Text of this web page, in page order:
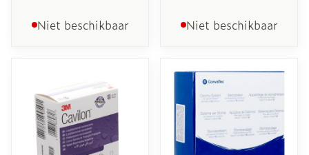
Niet beschikbaar Niet beschikbaar